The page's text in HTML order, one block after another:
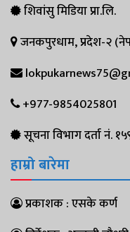
शिवांसु मिडिया प्रा.लि.
जनकपुरधाम, प्रदेश-२
+977-9854025801
सूचना विभाग दर्ता नं.
हाम्रो बारेमा
प्रकाशक : एसके कर्ण